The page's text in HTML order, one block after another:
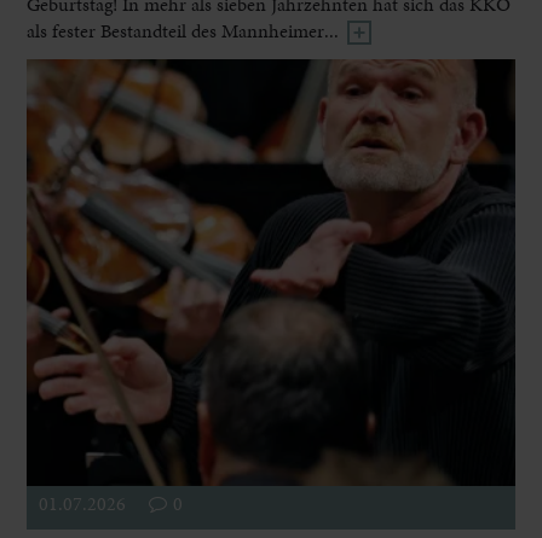
als fester Bestandteil des Mannheimer...
01.07.2026 0